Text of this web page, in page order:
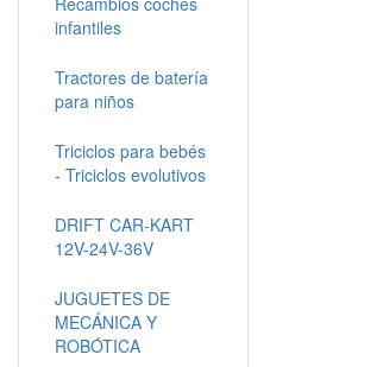
infantiles
Tractores de batería
para niños
Triciclos para bebés
- Triciclos evolutivos
DRIFT CAR-KART
12V-24V-36V
JUGUETES DE
MECÁNICA Y
ROBÓTICA